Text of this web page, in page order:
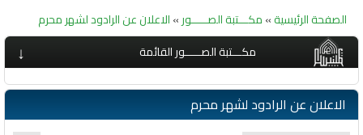
الصفحة الرئيسية»مكـــتبة الصـــــور»الاعلان عن الرادود لشهر محرم
↓ مكـــتبة الصـــــور القائمة
الاعلان عن الرادود لشهر محرم